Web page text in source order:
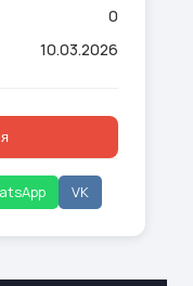
0
10.03.2026
VK